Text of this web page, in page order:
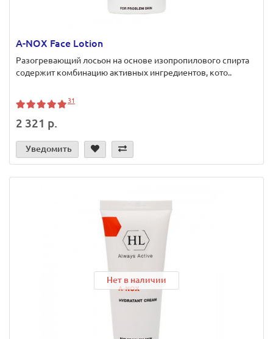
A-NOX Face Lotion
Разогревающий лосьон на основе изопропилового спирта
содержит комбинацию активных ингредиентов, кото..
31
2 321 р.
Уведомить
Нет в наличии